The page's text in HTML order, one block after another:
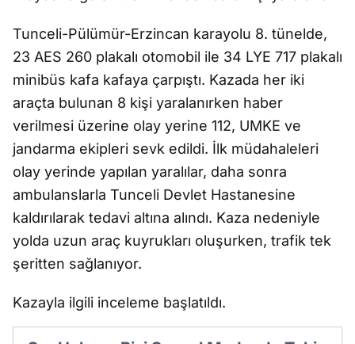
Tunceli-Pülümür-Erzincan karayolu 8. tünelde,
23 AES 260 plakalı otomobil ile 34 LYE 717 plakalı
minibüs kafa kafaya çarpıştı. Kazada her iki
araçta bulunan 8 kişi yaralanırken haber
verilmesi üzerine olay yerine 112, UMKE ve
jandarma ekipleri sevk edildi. İlk müdahaleleri
olay yerinde yapılan yaralılar, daha sonra
ambulanslarla Tunceli Devlet Hastanesine
kaldırılarak tedavi altına alındı. Kaza nedeniyle
yolda uzun araç kuyrukları oluşurken, trafik tek
şeritten sağlanıyor.
Kazayla ilgili inceleme başlatıldı.